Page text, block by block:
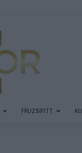
FRUZSIFITT